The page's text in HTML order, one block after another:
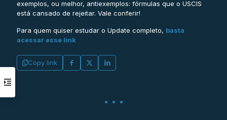
exemplos, ou melhor, antiexemplos: fórmulas que o USCIS
está cansado de rejeitar. Vale conferir!
Para quem quiser estudar o Update completo, basta
acessar esse link
Copy link